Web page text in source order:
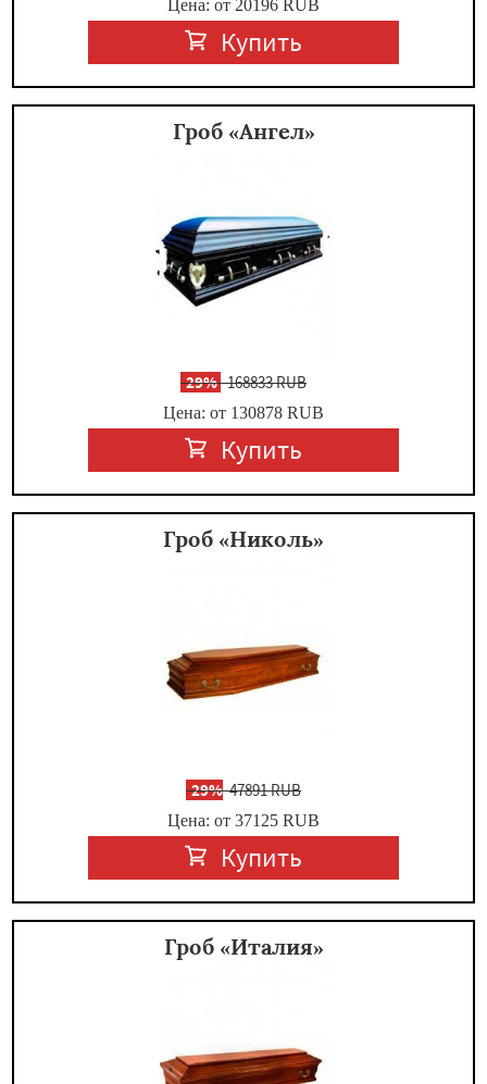
Цена: от 20196 RUB
Купить
Гроб «Ангел»
-29%168833 RUB
Цена: от 130878 RUB
Купить
Гроб «Николь»
-29%47891 RUB
Цена: от 37125 RUB
Купить
Гроб «Италия»